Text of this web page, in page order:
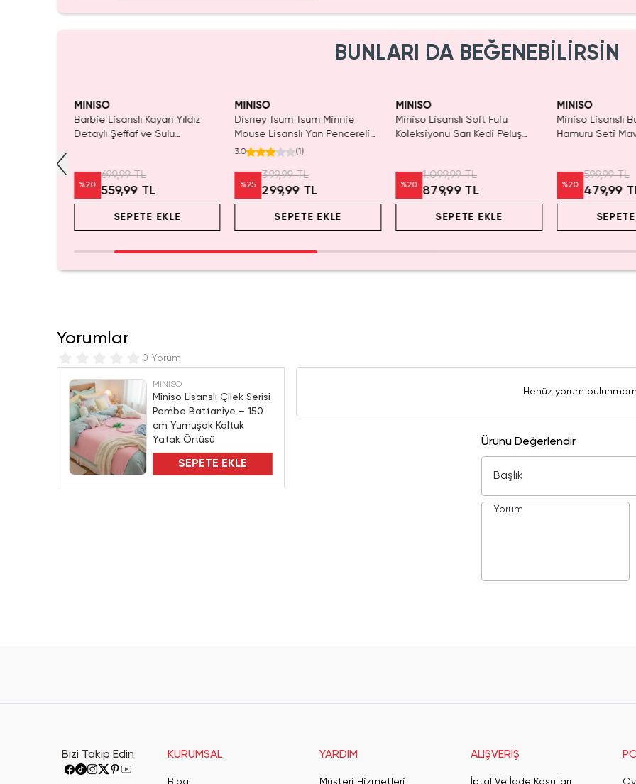
BUNLARI DA BEĞENEBİLİRSİN
MINISO
Barbie Lisanslı Kayan Yıldız
Detaylı Şeffaf ve Sulu
%20
699,99 TL
559,99 TL
SEPETE EKLE
MINISO
Disney Tsum Tsum Minnie
Mouse Lisanslı Yan Pencereli
Mini Saklama Kutusu –
3.0 (1)
%25
399,99 TL
299,99 TL
SEPETE EKLE
MINISO
Miniso Lisanslı Soft Fufu
Koleksiyonu Sarı Kedi Peluş
%20
1.099,99 TL
879,99 TL
SEPETE EKLE
MINISO
Miniso Lisanslı
Hamuru Seti
%20
599,99 TL
479,99
Yorumlar
0 Yorum
MINISO
Miniso Lisanslı Çilek Serisi
Pembe Battaniye – 150
cm Yumuşak Koltuk
Yatak Örtüsü
SEPETE EKLE
Henüz yorum
Ürünü Değerlendir
Bizi Takip Edin KURUMSAL
Blog
YARDIM
Müşteri Hizmetleri
ALIŞVERİŞ
İptal Ve İade Koşulları